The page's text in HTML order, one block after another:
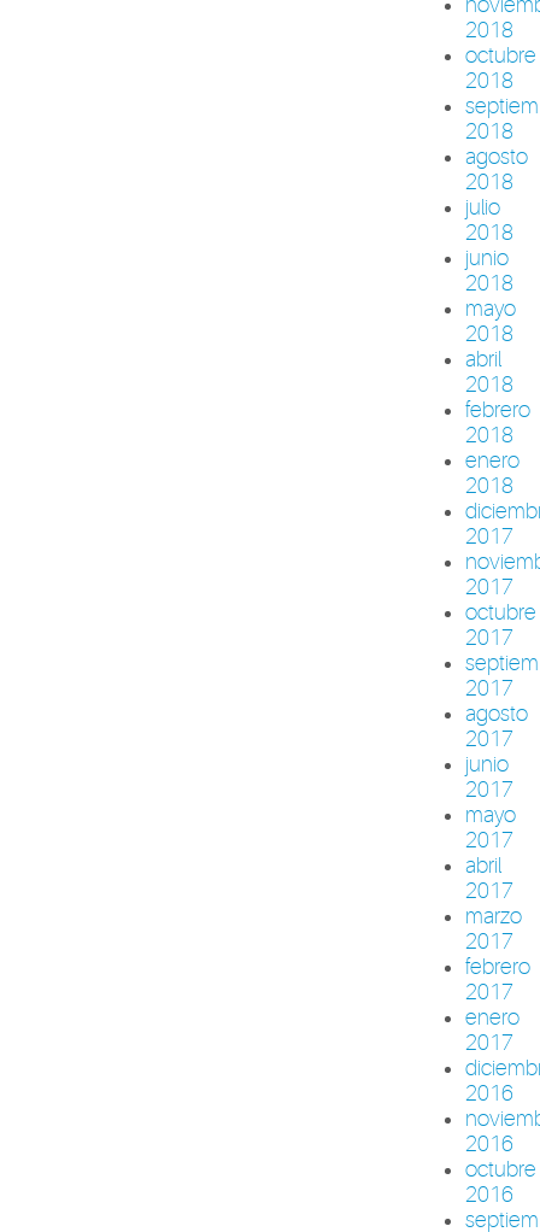
2018
octubre
2018
2018
agosto
2018
julio
2018
junio
2018
mayo
2018
abril
2018
febrero
2018
enero
2018
2017
2017
octubre
2017
2017
agosto
2017
junio
2017
mayo
2017
abril
2017
marzo
2017
febrero
2017
enero
2017
2016
2016
octubre
2016